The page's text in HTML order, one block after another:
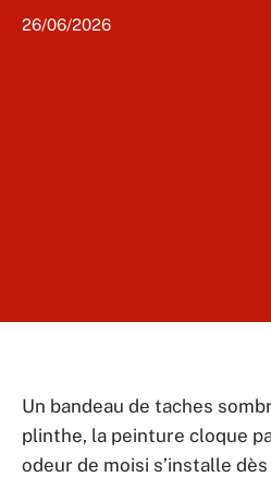
26/06/2026
Un bandeau de taches
plinthe, la peinture cloque
odeur de moisi s’installe